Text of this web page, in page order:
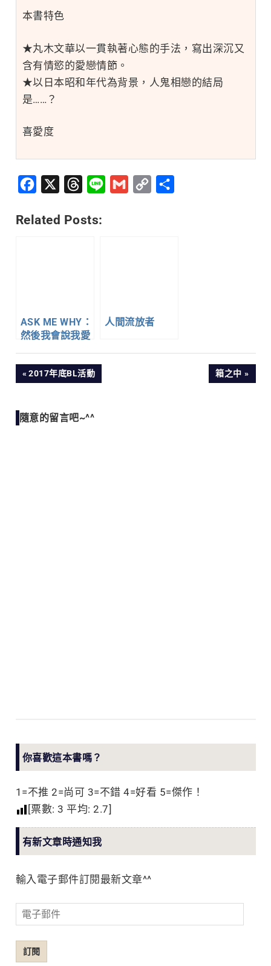
本書特色
★丸木文華以一貫執著心態的手法，寫出深沉又
含有情慾的愛戀情節。
★以日本昭和年代為背景，人鬼相戀的結局
是……？
喜愛度
Facebook Threads
Line Gmail
Copy
Related Posts:
ASK ME WHY：
然後我會說我愛
人間流放者
文
導
PREVIOUS
2017年底BL活動
NEXT
箱之中
隨意的留言吧~^^
你喜歡這本書嗎？
1=不推 2=尚可 3=不錯 4=好看 5=傑作！
[票數: 3 平均: 2.7]
有新文章時通知我
輸入電子郵件訂閱最新文章^^
電
子
郵
件
訂閱